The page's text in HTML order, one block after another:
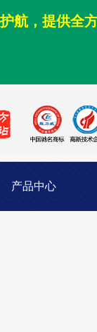
航，提供全
产品中心